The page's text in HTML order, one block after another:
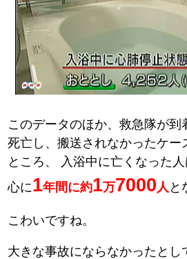
このデータのほか、救急隊が到
死亡し、搬送されなかったケー
ところ、
入浴中に亡くなった
心に1年間に約1万7000 人 と
こわいですね。
大きな事故にならなかったとし